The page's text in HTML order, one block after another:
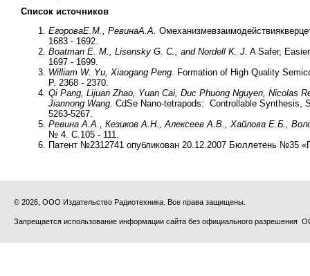
Список источников
ЕгороваЕ.М., РевинаА.А.
1683 - 1692.
Boatman E. M., Lisensky G. C., and Nordell K. J. A Safer,
1697 - 1699.
William W. Yu, Xiaogang Peng. Formation of High Quality
P. 2368 - 2370.
Qi Pang, Lijuan Zhao, Yuan Cai, Duc Phuong Nguyen, Nicolas
Jiannong Wang. CdSe Nano-tetrapods: Controllable Synthesis,
5263-5267.
Ревина А.А., Кезиков А.Н., Алексеев А.В., Хайлова Е.Б.,
№ 4. С.105 - 111.
Патент №2312741 опубликован 20.12.2007 Бюллетень №35
© 2026, ООО Издательство Радиотехника. Все права защищены.
Запрещается использование информации сайта без официального разрешения